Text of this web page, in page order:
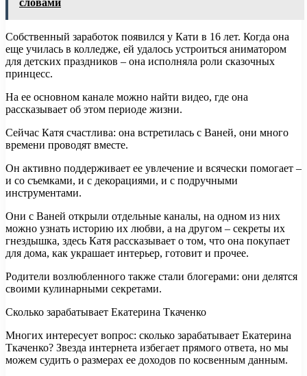
Собственный заработок появился у Кати в 16 лет. Когда она
еще училась в колледже, ей удалось устроиться аниматором
для детских праздников – она исполняла роли сказочных
принцесс.
На ее основном канале можно найти видео, где она
рассказывает об этом периоде жизни.
Сейчас Катя счастлива: она встретилась с Ваней, они много
времени проводят вместе.
Он активно поддерживает ее увлечение и всячески помогает –
и со съемками, и с декорациями, и с подручными
инструментами.
Они с Ваней открыли отдельные каналы, на одном из них
можно узнать историю их любви, а на другом – секреты их
гнездышка, здесь Катя рассказывает о том, что она покупает
для дома, как украшает интерьер, готовит и прочее.
Родители возлюбленного также стали блогерами: они делятся
своими кулинарными секретами.
Сколько зарабатывает Екатерина Ткаченко
Многих интересует вопрос: сколько зарабатывает Екатерина
Ткаченко? Звезда интернета избегает прямого ответа, но мы
можем судить о размерах ее доходов по косвенным данным.